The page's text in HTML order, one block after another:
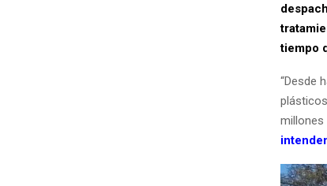
tiempo
“Desde
millones